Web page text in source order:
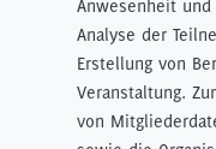
Anwesenheit
Analyse der
Erstellung von
Veranstaltung.
von